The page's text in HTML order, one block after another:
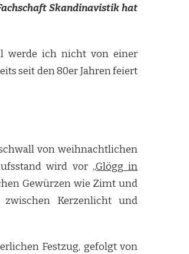
Skandinavistik hat
werde ich nicht von einer
seit den 80er Jahren feiert
von weihnachtlichen
wird vor „Glögg in
Gewürzen wie Zimt und
Kerzenlicht und
Festzug, gefolgt von